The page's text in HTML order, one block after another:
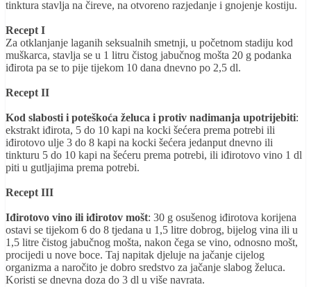
tinktura stavlja na čireve, na otvoreno razjedanje i gnojenje kostiju.
Recept I
Za otklanjanje laganih seksualnih smetnji, u početnom stadiju kod
muškarca, stavlja se u 1 litru čistog jabučnog mošta 20 g podanka
iđirota pa se to pije tijekom 10 dana dnevno po 2,5 dl.
Recept II
Kod slabosti i poteškoća želuca i protiv nadimanja upotrijebiti:
ekstrakt iđirota, 5 do 10 kapi na kocki šećera prema potrebi ili
iđirotovo ulje 3 do 8 kapi na kocki šećera jedanput dnevno ili
tinkturu 5 do 10 kapi na šećeru prema potrebi, ili iđirotovo vino 1 dl
piti u gutljajima prema potrebi.
Recept III
Iđirotovo vino ili iđirotov mošt: 30 g osušenog iđirotova korijena
ostavi se tijekom 6 do 8 tjedana u 1,5 litre dobrog, bijelog vina ili u
1,5 litre čistog jabučnog mošta, nakon čega se vino, odnosno mošt,
procijedi u nove boce. Taj napitak djeluje na jačanje cijelog
organizma a naročito je dobro sredstvo za jačanje slabog želuca.
Koristi se dnevna doza do 3 dl u više navrata.